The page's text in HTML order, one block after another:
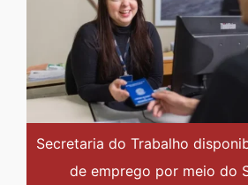
Secretaria do Trabalho
de emprego por meio do